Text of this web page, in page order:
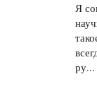
Я
ру...